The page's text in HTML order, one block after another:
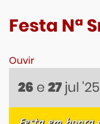
Festa Nª
Ouvir
26 e 27 jul '25